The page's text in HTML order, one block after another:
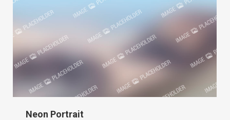
Neon Portrait